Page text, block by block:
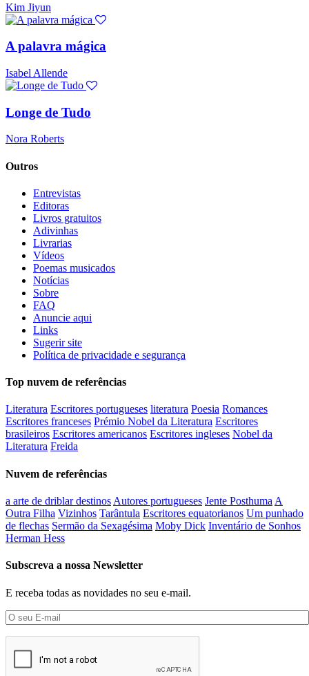
Kim Jiyun
A palavra mágica
Isabel Allende
Longe de Tudo
Nora Roberts
Outros
Entrevistas
Editoras
Livros gratuitos
Adivinhas
Livrarias
Vídeos
Poemas musicados
Notícias
Sobre
FAQ
Anuncie aqui
Links
Sugerir site
Política de privacidade e segurança
Top nuvem de referências
Literatura Escritores portugueses literatura Poesia Romances
Escritores franceses Prémio Nobel da Literatura Escritores
brasileiros Escritores americanos Escritores ingleses Nobel da
Literatura Freida
Nuvem de referências
a arte de driblar destinos Autores portugueses Jente Posthuma A
Outra Filha Vizinhos Tarântula Escritores equatorianos Um punhado
de flechas Sermão da Sexagésima Moby Dick Inventário de Sonhos
Herman Hess
Subscreva a nossa Newsletter
E receba todas as novidades no seu e-mail.